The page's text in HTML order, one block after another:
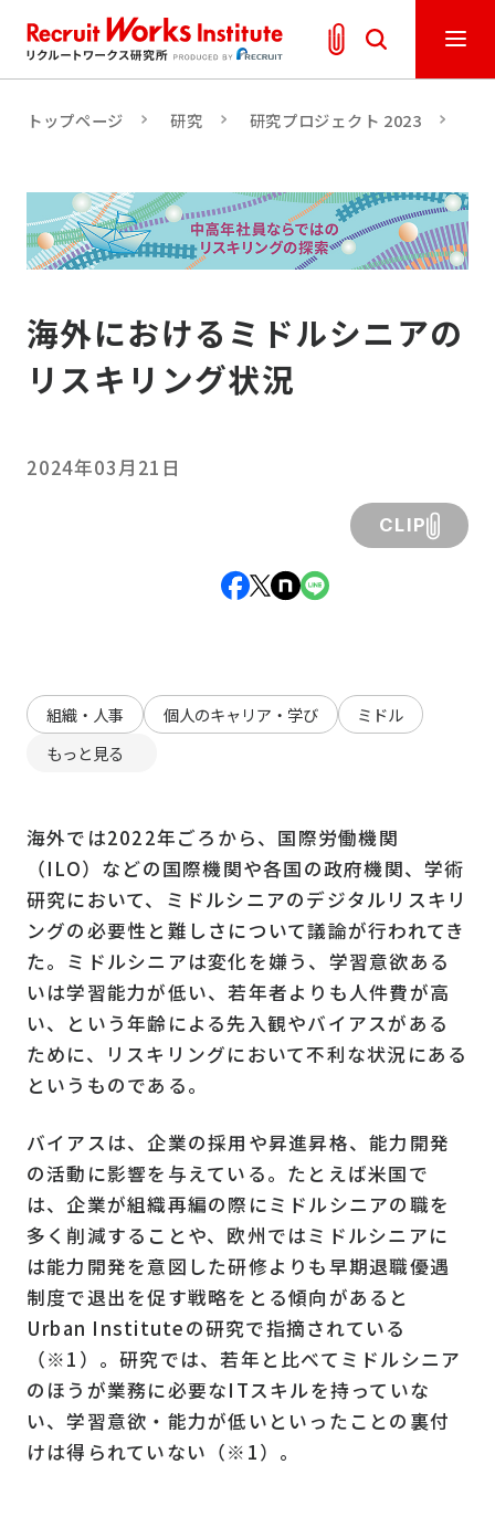
トップページ 研究 研究プロジェクト 2023
海外におけるミドルシニアの
リスキリング状況
2024年03月21日
CLIP
組織・人事 個人のキャリア・学び
ミドル
もっと見る
海外では2022年ごろから、国際労働機関
（ILO）などの国際機関や各国の政府機関、学術
研究において、ミドルシニアのデジタルリスキリ
ングの必要性と難しさについて議論が行われてき
た。ミドルシニアは変化を嫌う、学習意欲ある
いは学習能力が低い、若年者よりも人件費が高
い、という年齢による先入観やバイアスがある
ために、リスキリングにおいて不利な状況にある
というものである。
バイアスは、企業の採用や昇進昇格、能力開発
の活動に影響を与えている。たとえば米国で
は、企業が組織再編の際にミドルシニアの職を
多く削減することや、欧州ではミドルシニアに
は能力開発を意図した研修よりも早期退職優遇
制度で退出を促す戦略をとる傾向があると
Urban Instituteの研究で指摘されている
（※1）。研究では、若年と比べてミドルシニア
のほうが業務に必要なITスキルを持っていな
い、学習意欲・能力が低いといったことの裏付
けは得られていない（※1）。